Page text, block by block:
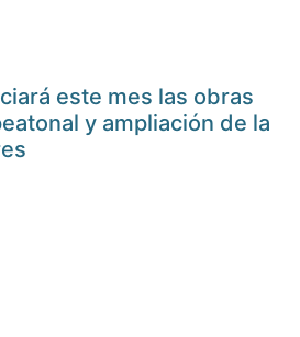
este mes las obras
y ampliación de la